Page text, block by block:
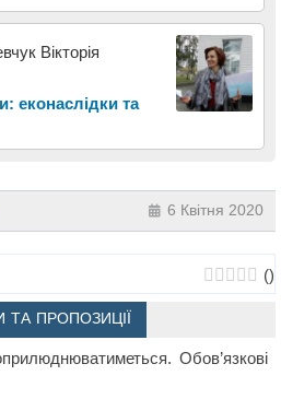
Вікторія
еконаслідки та
6 Квітня 2020
()
ТА ПРОПОЗИЦІЇ
Обов’язкові